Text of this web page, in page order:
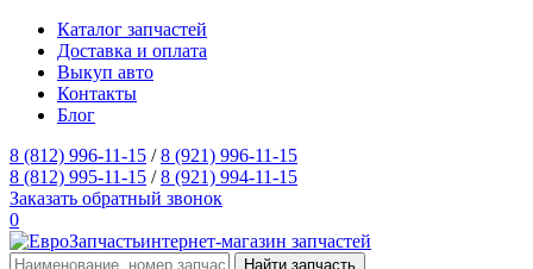
Каталог запчастей
Доставка и оплата
Выкуп авто
Контакты
Блог
8 (812) 996-11-15 /8 (921) 996-11-15
8 (812) 995-11-15 /8 (921) 994-11-15
Заказать обратный звонок
0
интернет-магазин запчастей